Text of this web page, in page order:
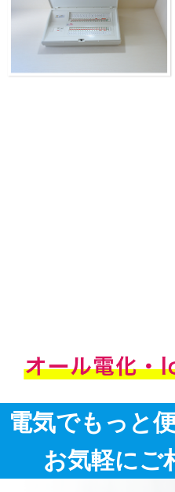
電気でもっと
お気軽にご